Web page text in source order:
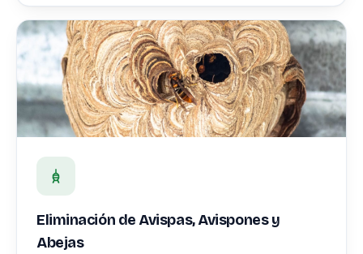
Eliminación de Avispas, Avispones y
Abejas